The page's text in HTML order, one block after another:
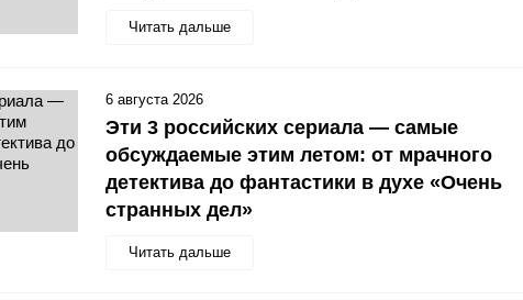
Читать дальше
Эти 3 российских сериала — самые
обсуждаемые этим летом: от мрачного
детектива до фантастики в духе «Очень
странных дел»
Читать дальше
6 августа 2026